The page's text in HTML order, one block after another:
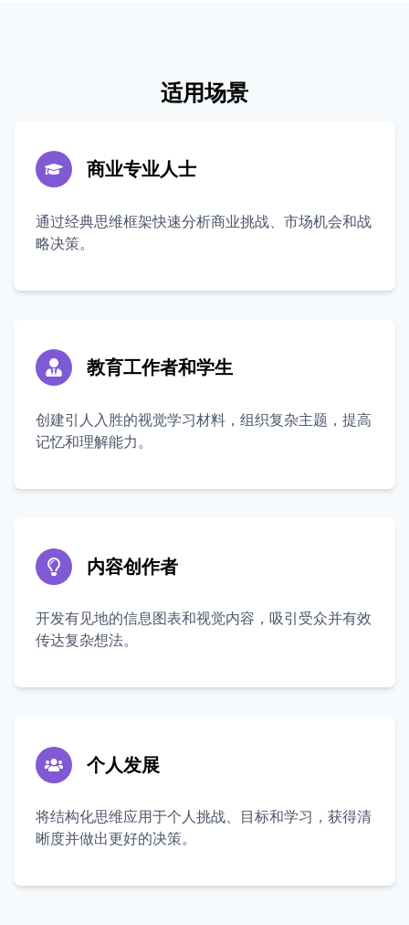
适用场景
商业专业人士
通过经典思维框架快速分析商业挑战、市场机会和战
略决策。
教育工作者和学生
创建引人入胜的视觉学习材料，组织复杂主题，提高
记忆和理解能力。
内容创作者
开发有见地的信息图表和视觉内容，吸引受众并有效
传达复杂想法。
个人发展
将结构化思维应用于个人挑战、目标和学习，获得清
晰度并做出更好的决策。